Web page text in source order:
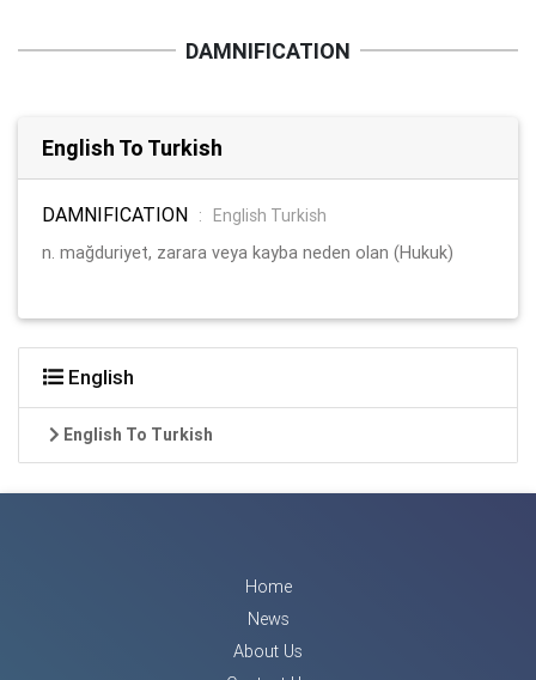
DAMNIFICATION
English To Turkish
DAMNIFICATION :
English Turkish
n. mağduriyet, zarara veya kayba neden olan (Hukuk)
English
English To Turkish
Home
News
About Us